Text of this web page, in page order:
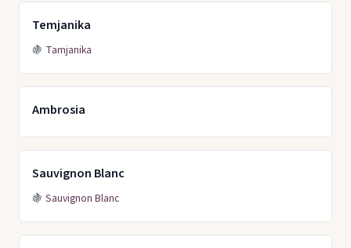
Temjanika
🍇 Tamjanika
Ambrosia
Sauvignon Blanc
🍇 Sauvignon Blanc